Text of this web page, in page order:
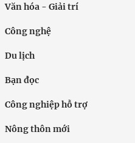
Văn hóa - Giải trí
Công nghệ
Du lịch
Bạn đọc
Công nghiệp hỗ trợ
Nông thôn mới